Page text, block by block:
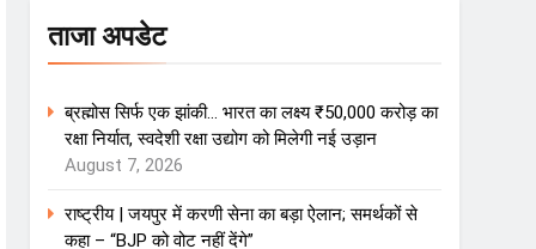
ताजा अपडेट
ब्रह्मोस सिर्फ एक झांकी… भारत का लक्ष्य ₹50,000 करोड़ का
रक्षा निर्यात, स्वदेशी रक्षा उद्योग को मिलेगी नई उड़ान
August 7, 2026
राष्ट्रीय | जयपुर में करणी सेना का बड़ा ऐलान; समर्थकों से
कहा – “BJP को वोट नहीं देंगे”